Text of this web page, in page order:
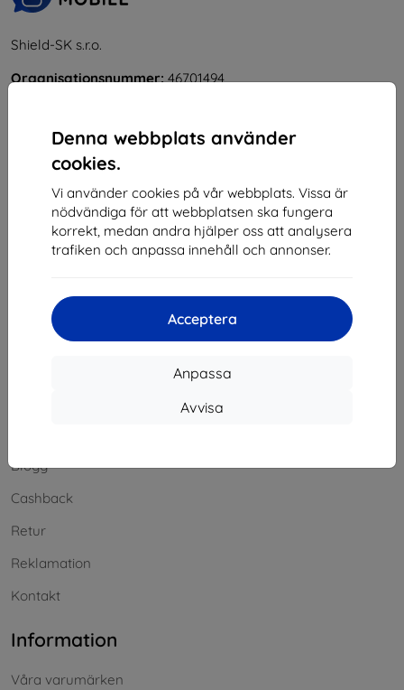
Denna webbplats använder
cookies.
Vi använder cookies på vår webbplats. Vissa är
nödvändiga för att webbplatsen ska fungera
korrekt, medan andra hjälper oss att analysera
trafiken och anpassa innehåll och annonser.
Acceptera
Anpassa
Avvisa
Shield-SK s.r.o.
Organisationsnummer: 46701494
Kontakt
info@top4mobile.eu
Skriv till oss
Lördag och söndag:
Blogg
Cashback
Retur
Reklamation
Kontakt
Information
Våra varumärken